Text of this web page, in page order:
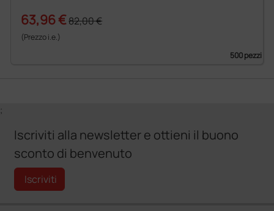
63,96 €82,00 €
(Prezzo i.e.)
500 pezzi
;
Iscriviti alla newsletter e ottieni il buono
sconto di benvenuto
Iscriviti